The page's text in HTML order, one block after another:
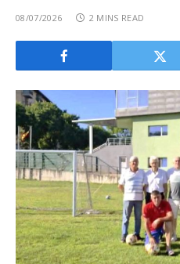
08/07/2026 2 MINS READ